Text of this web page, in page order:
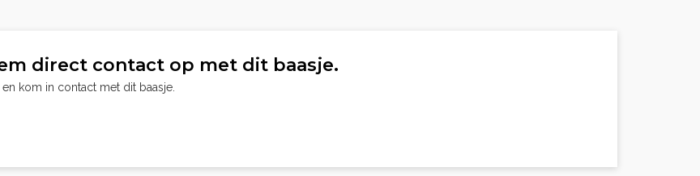
direct contact op met dit baasje.
kom in contact met dit baasje.